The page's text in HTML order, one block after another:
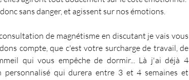
sans danger, et agissent sur nos émotions.
de magnétisme en discutant je vais vous
compte, que c'est votre surcharge de travail, de
qui vous empêche de dormir... Là j'ai déjà 4
qui durera entre 3 et 4 semaines et